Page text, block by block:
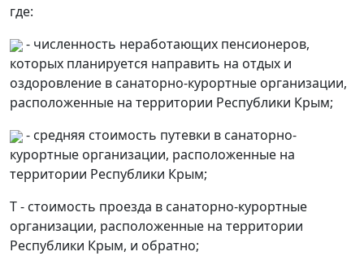
где:
- численность неработающих пенсионеров,
которых планируется направить на отдых и
оздоровление в санаторно-курортные организации,
расположенные на территории Республики Крым;
- средняя стоимость путевки в санаторно-
курортные организации, расположенные на
территории Республики Крым;
Т - стоимость проезда в санаторно-курортные
организации, расположенные на территории
Республики Крым, и обратно;